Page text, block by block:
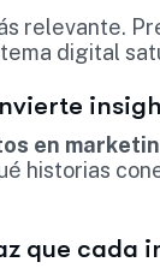
relevante.
digital
en
historias
que cada